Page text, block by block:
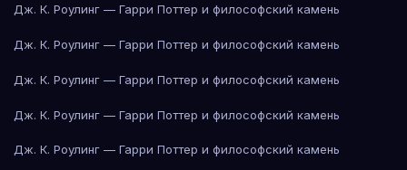
Дж. К. Роулинг — Гарри Поттер и философский камень
Дж. К. Роулинг — Гарри Поттер и философский камень
Дж. К. Роулинг — Гарри Поттер и философский камень
Дж. К. Роулинг — Гарри Поттер и философский камень
Дж. К. Роулинг — Гарри Поттер и философский камень